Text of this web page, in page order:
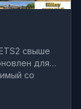
свыше
для
со